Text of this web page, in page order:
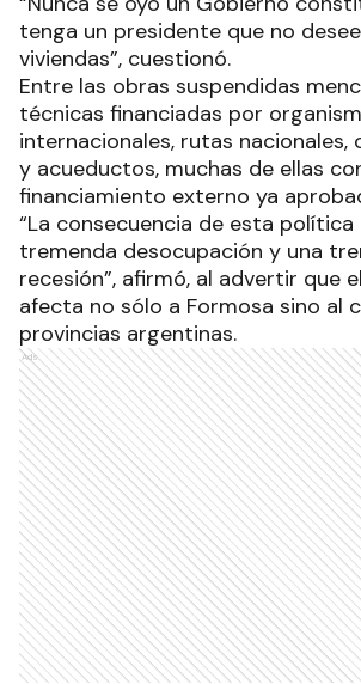
tenga un presidente que no
viviendas”, cuestionó.
Entre las obras suspendidas
técnicas financiadas por
internacionales, rutas nacionales,
y acueductos, muchas de ellas
financiamiento externo ya
“La consecuencia de esta política
tremenda desocupación y una
recesión”, afirmó, al advertir que
afecta no sólo a Formosa sino al
provincias argentinas.
Ads